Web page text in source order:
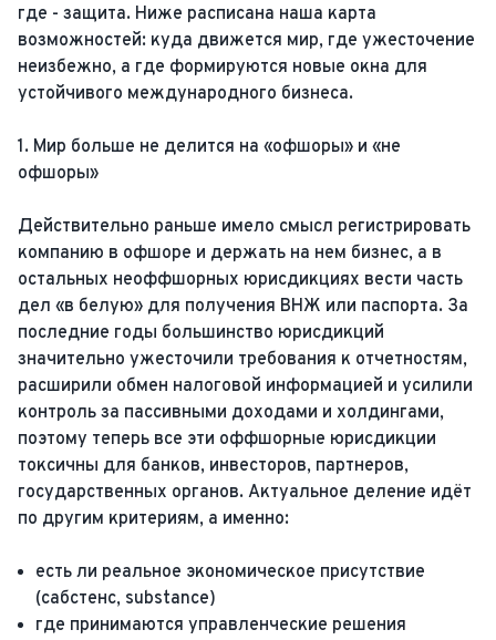
где - защита. Ниже расписана наша карта
возможностей: куда движется мир, где ужесточение
неизбежно, а где формируются новые окна для
устойчивого международного бизнеса.
1. Мир больше не делится на «офшоры» и «не
офшоры»
Действительно раньше имело смысл регистрировать
компанию в офшоре и держать на нем бизнес, а в
остальных неоффшорных юрисдикциях вести часть
дел «в белую» для получения ВНЖ или паспорта. За
последние годы большинство юрисдикций
значительно ужесточили требования к отчетностям,
расширили обмен налоговой информацией и усилили
контроль за пассивными доходами и холдингами,
поэтому теперь все эти оффшорные юрисдикции
токсичны для банков, инвесторов, партнеров,
государственных органов. Актуальное деление идёт
по другим критериям, а именно:
есть ли реальное экономическое присутствие
(сабстенс, substance)
где принимаются управленческие решения